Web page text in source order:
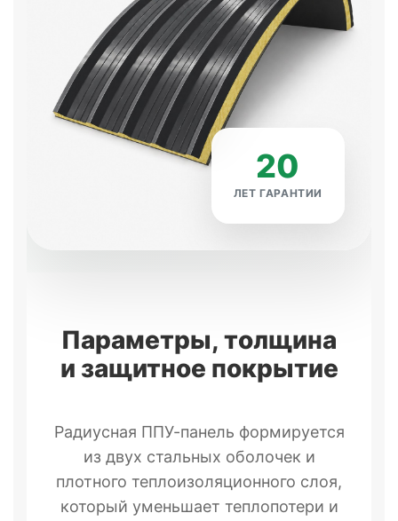
20
ЛЕТ ГАРАНТИИ
Параметры, толщина
и защитное покрытие
Радиусная ППУ-панель формируется
из двух стальных оболочек и
плотного теплоизоляционного слоя,
который уменьшает теплопотери и